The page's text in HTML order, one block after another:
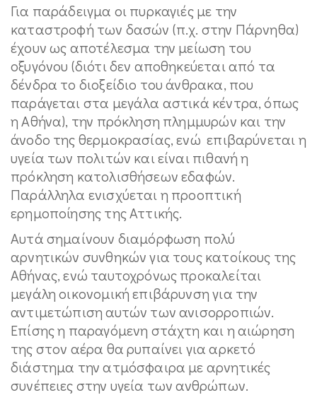
Για παράδειγμα οι πυρκαγιές με την
καταστροφή των δασών (π.χ. στην Πάρνηθα)
έχουν ως αποτέλεσμα την μείωση του
οξυγόνου (διότι δεν αποθηκεύεται από τα
δένδρα το διοξείδιο του άνθρακα, που
παράγεται στα μεγάλα αστικά κέντρα, όπως
η Αθήνα), την πρόκληση πλημμυρών και την
άνοδο της θερμοκρασίας, ενώ επιβαρύνεται η
υγεία των πολιτών και είναι πιθανή η
πρόκληση κατολισθήσεων εδαφών.
Παράλληλα ενισχύεται η προοπτική
ερημοποίησης της Αττικής.
Αυτά σημαίνουν διαμόρφωση πολύ
αρνητικών συνθηκών για τους κατοίκους της
Αθήνας, ενώ ταυτοχρόνως προκαλείται
μεγάλη οικονομική επιβάρυνση για την
αντιμετώπιση αυτών των ανισορροπιών.
Επίσης η παραγόμενη στάχτη και η αιώρηση
της στον αέρα θα ρυπαίνει για αρκετό
διάστημα την ατμόσφαιρα με αρνητικές
συνέπειες στην υγεία των ανθρώπων.